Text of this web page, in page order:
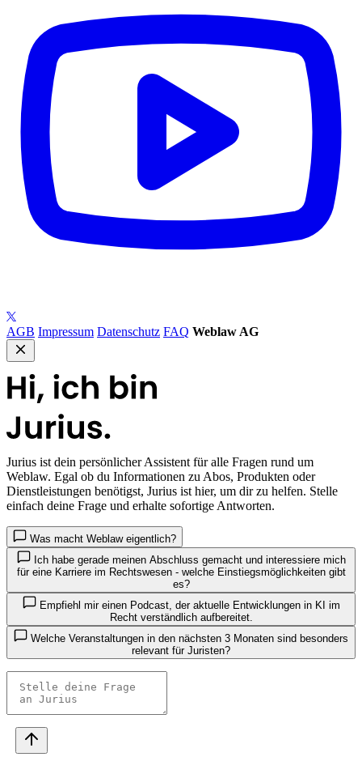
AGB Impressum Datenschutz FAQ Weblaw AG
Jurius ist dein persönlicher Assistent für alle Fragen rund um
Weblaw. Egal ob du Informationen zu Abos, Produkten oder
Dienstleistungen benötigst, Jurius ist hier, um dir zu helfen. Stelle
einfach deine Frage und erhalte sofortige Antworten.
Was macht Weblaw eigentlich?
Ich habe gerade meinen Abschluss gemacht und interessiere mich
für eine Karriere im Rechtswesen - welche Einstiegsmöglichkeiten gibt
es?
Empfiehl mir einen Podcast, der aktuelle Entwicklungen in KI im
Recht verständlich aufbereitet.
relevant für Juristen?